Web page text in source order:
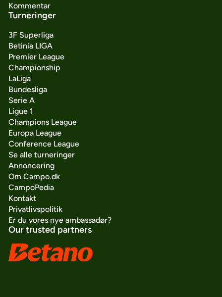
Kommentar
Turneringer
3F Superliga
Betinia LIGA
Premier League
Championship
LaLiga
Bundesliga
Serie A
Ligue 1
Champions League
Europa League
Conference League
Se alle turneringer
Annoncering
Om Campo.dk
CampoPedia
Kontakt
Privatlivspolitik
Er du vores nye ambassadør?
Our trusted partners